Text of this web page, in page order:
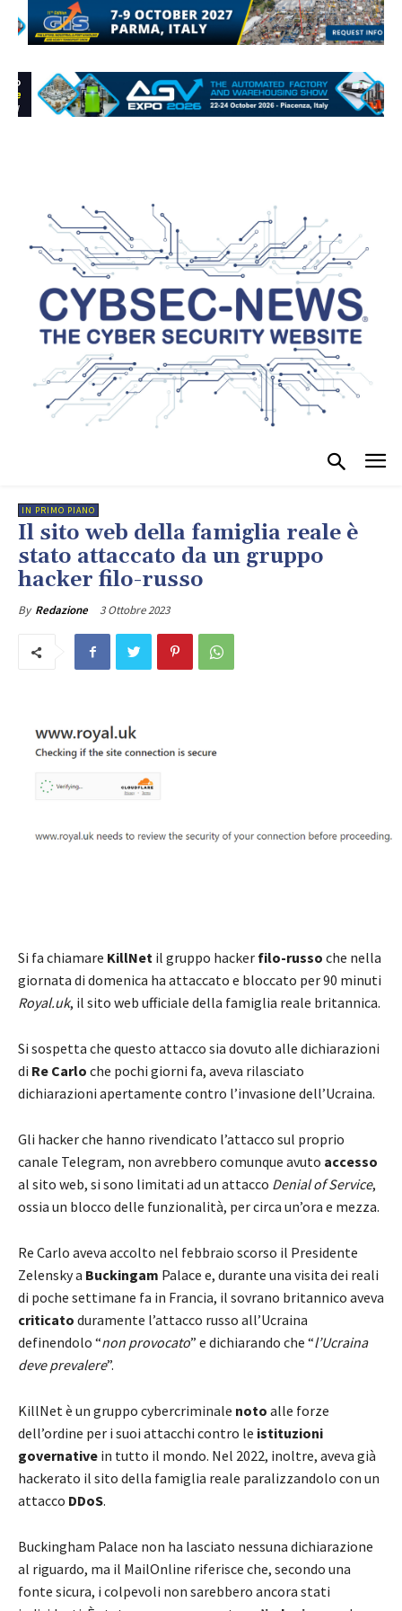
IN PRIMO PIANO
Il sito web della famiglia reale è
stato attaccato da un gruppo
hacker filo-russo
By Redazione 3 Ottobre 2023
Si fa chiamare KillNet il gruppo hacker filo-russo che nella
giornata di domenica ha attaccato e bloccato per 90 minuti
Royal.uk, il sito web ufficiale della famiglia reale britannica.
Si sospetta che questo attacco sia dovuto alle dichiarazioni
di Re Carlo che pochi giorni fa, aveva rilasciato
dichiarazioni apertamente contro l’invasione dell’Ucraina.
Gli hacker che hanno rivendicato l’attacco sul proprio
canale Telegram, non avrebbero comunque avuto accesso
al sito web, si sono limitati ad un attacco Denial of Service,
ossia un blocco delle funzionalità, per circa un’ora e mezza.
Re Carlo aveva accolto nel febbraio scorso il Presidente
Zelensky a Buckingam Palace e, durante una visita dei reali
di poche settimane fa in Francia, il sovrano britannico aveva
criticato duramente l’attacco russo all’Ucraina
definendolo “non provocato” e dichiarando che “l’Ucraina
deve prevalere”.
KillNet è un gruppo cybercriminale noto alle forze
dell’ordine per i suoi attacchi contro le istituzioni
governative in tutto il mondo. Nel 2022, inoltre, aveva già
hackerato il sito della famiglia reale paralizzandolo con un
attacco DDoS.
Buckingham Palace non ha lasciato nessuna dichiarazione
al riguardo, ma il MailOnline riferisce che, secondo una
fonte sicura, i colpevoli non sarebbero ancora stati